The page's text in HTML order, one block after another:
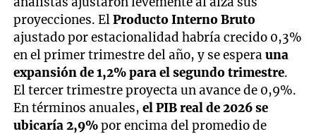
proyecciones. ElProducto Interno Bruto
ajustado por estacionalidad habría crecido 0,3%
en el primer trimestre del año, y se esperauna
expansión de 1,2% para el segundo trimestre.
El tercer trimestre proyecta un avance de 0,9%.
En términos anuales,el PIB real de 2026 se
ubicaría 2,9%por encima del promedio de